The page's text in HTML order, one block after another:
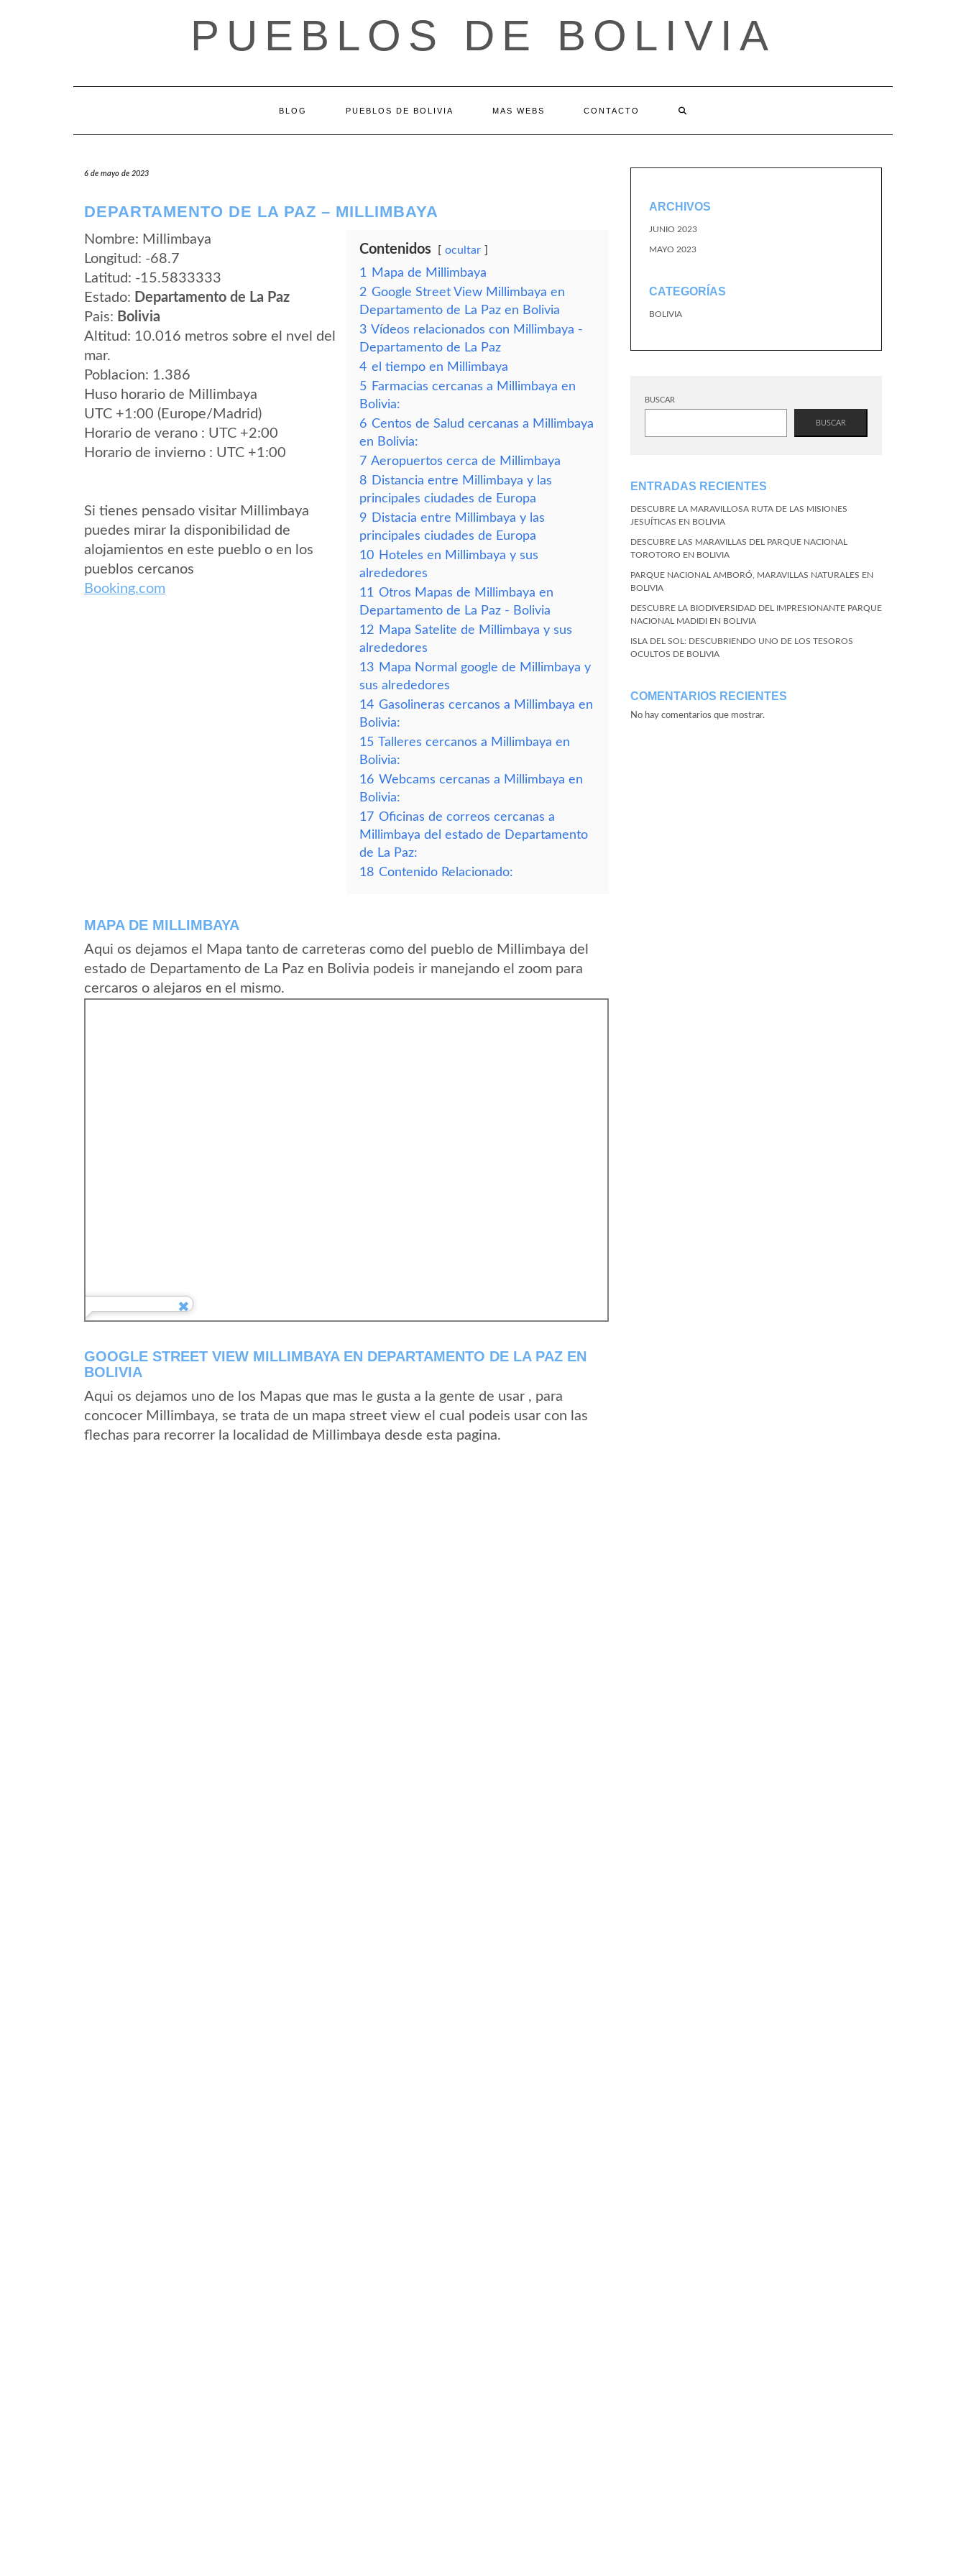
PUEBLOS DE BOLIVIA
BLOG PUEBLOS DE BOLIVIA MAS WEBS CONTACTO
6 de mayo de 2023
DEPARTAMENTO DE LA PAZ – MILLIMBAYA
Nombre: Millimbaya
Longitud: -68.7
Latitud: -15.5833333
Estado: Departamento de La Paz
Pais: Bolivia
Altitud: 10.016 metros sobre el nvel del
mar.
Poblacion: 1.386
Huso horario de Millimbaya
UTC +1:00 (Europe/Madrid)
Horario de verano : UTC +2:00
Horario de invierno : UTC +1:00
Si tienes pensado visitar Millimbaya
puedes mirar la disponibilidad de
alojamientos en este pueblo o en los
pueblos cercanos
Booking.com
Contenidos ocultar
1
Mapa de Millimbaya
2 Google Street View Millimbaya en
Departamento de La Paz en Bolivia
3 Vídeos relacionados con Millimbaya -
Departamento de La Paz
4 el tiempo en Millimbaya
5 Farmacias cercanas a Millimbaya en
Bolivia:
6 Centos de Salud cercanas a Millimbaya
en Bolivia:
7 Aeropuertos cerca de Millimbaya
8 Distancia entre Millimbaya y las
principales ciudades de Europa
9 Distacia entre Millimbaya y las
principales ciudades de Europa
10 Hoteles en Millimbaya y sus
alrededores
11 Otros Mapas de Millimbaya en
Departamento de La Paz - Bolivia
12 Mapa Satelite de Millimbaya y sus
alrededores
13 Mapa Normal google de Millimbaya y
sus alrededores
14 Gasolineras cercanos a Millimbaya en
Bolivia:
15 Talleres cercanos a Millimbaya en
Bolivia:
16 Webcams cercanas a Millimbaya en
Bolivia:
17 Oficinas de correos cercanas a
Millimbaya del estado de Departamento
de La Paz:
18 Contenido Relacionado:
MAPA DE MILLIMBAYA
Aqui os dejamos el Mapa tanto de carreteras como del pueblo de Millimbaya del
estado de Departamento de La Paz en Bolivia podeis ir manejando el zoom para
cercaros o alejaros en el mismo.
GOOGLE STREET VIEW MILLIMBAYA EN DEPARTAMENTO DE LA PAZ EN
BOLIVIA
Aqui os dejamos uno de los Mapas que mas le gusta a la gente de usar , para
concocer Millimbaya, se trata de un mapa street view el cual podeis usar con las
flechas para recorrer la localidad de Millimbaya desde esta pagina.
ARCHIVOS
JUNIO 2023
MAYO 2023
CATEGORÍAS
BOLIVIA
BUSCAR
BUSCAR
ENTRADAS RECIENTES
DESCUBRE LA MARAVILLOSA RUTA DE LAS MISIONES
JESUÍTICAS EN BOLIVIA
DESCUBRE LAS MARAVILLAS DEL PARQUE NACIONAL
TOROTORO EN BOLIVIA
PARQUE NACIONAL AMBORÓ, MARAVILLAS NATURALES EN
BOLIVIA
DESCUBRE LA BIODIVERSIDAD DEL IMPRESIONANTE PARQUE
NACIONAL MADIDI EN BOLIVIA
ISLA DEL SOL: DESCUBRIENDO UNO DE LOS TESOROS
OCULTOS DE BOLIVIA
COMENTARIOS RECIENTES
No hay comentarios que mostrar.